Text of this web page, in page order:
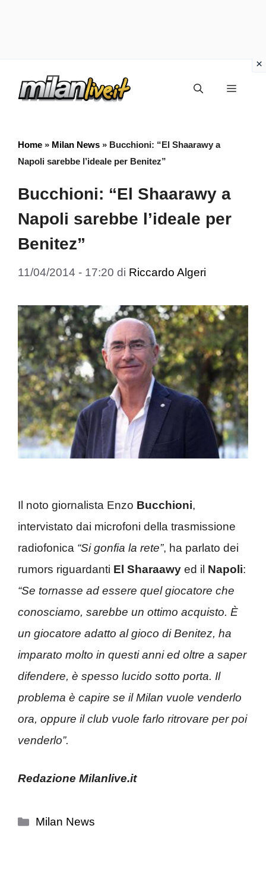
Menu
Home » Milan News » Bucchioni: “El Shaarawy a
Napoli sarebbe l’ideale per Benitez”
Bucchioni: “El Shaarawy a
Napoli sarebbe l’ideale per
Benitez”
11/04/2014 - 17:20 di Riccardo Algeri
Il noto giornalista Enzo Bucchioni,
intervistato dai microfoni della trasmissione
radiofonica “Si gonfia la rete”, ha parlato dei
rumors riguardanti El Sharaawy ed il Napoli:
“Se tornasse ad essere quel giocatore che
conosciamo, sarebbe un ottimo acquisto. È
un giocatore adatto al gioco di Benitez, ha
imparato molto in questi anni ed oltre a saper
difendere, è spesso lucido sotto porta. Il
problema è capire se il Milan vuole venderlo
ora, oppure il club vuole farlo ritrovare per poi
venderlo”.
Redazione Milanlive.it
Categorie
Milan News